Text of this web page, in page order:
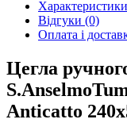
Характеристики
Відгуки (0)
Оплата і
Цегла
Anticatto